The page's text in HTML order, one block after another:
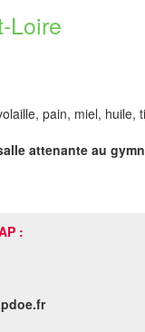
Loire
pain, miel, huile,
attenante au
: